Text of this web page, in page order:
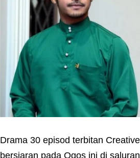
Drama 30 episod terbitan
bersiaran pada Ogos ini di